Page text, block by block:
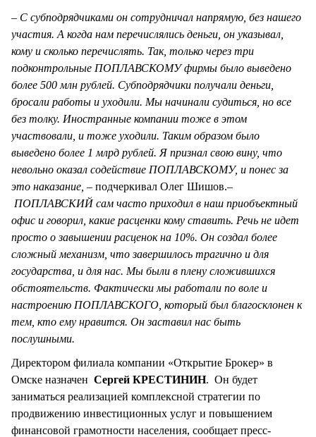
– С субподрядчиками он сотрудничал напрямую, без нашего
участия. А когда нам перечислялись деньги, он указывал,
кому и сколько перечислять. Так, только через три
подконтрольные ПОПЛАВСКОМУ фирмы было выведено
более 500 млн рублей. Субподрядчики получали деньги,
бросали работы и уходили. Мы начинали судиться, но все
без толку. Иностранные компании тоже в этом
участвовали, и тоже уходили. Таким образом было
выведено более 1 млрд рублей. Я признал свою вину, что
невольно оказал содействие ПОПЛАВСКОМУ, и понес за
это наказание, – подчеркивал Олег Шишов.–
ПОПЛАВСКИЙ сам часто приходил в наш приобъектный
офис и говорил, какие расценки кому ставить. Речь не идет
просто о завышении расценок на 10%. Он создал более
сложный механизм, что завершилось трагично и для
государства, и для нас. Мы были в плену сложившихся
обстоятельств. Фактически мы работали по воле и
настроению ПОПЛАВСКОГО, который был благосклонен к
тем, кто ему нравится. Он заставил нас быть
послушными.
Директором филиала компании «Открытие Брокер» в
Омске назначен Сергей КРЕСТИНИН. Он будет
заниматься реализацией комплексной стратегии по
продвижению инвестиционных услуг и повышением
финансовой грамотности населения, сообщает пресс-